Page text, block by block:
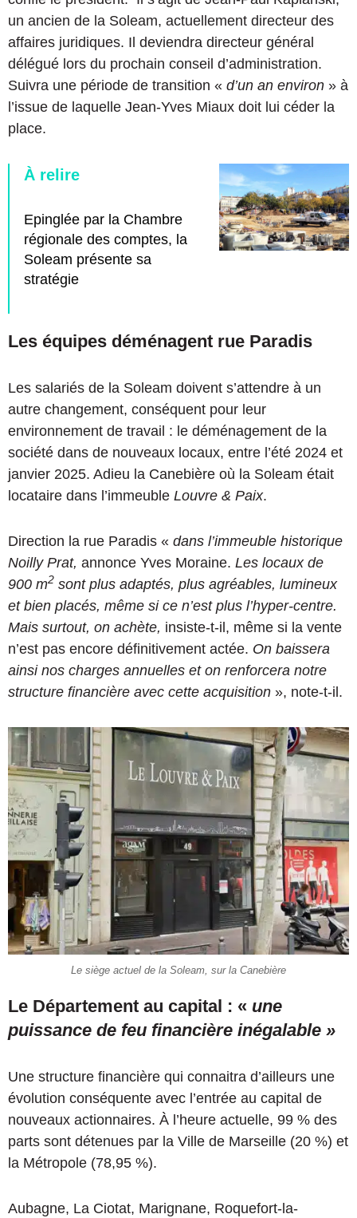
un ancien de la Soleam, actuellement directeur des
affaires juridiques. Il deviendra directeur général
délégué lors du prochain conseil d’administration.
Suivra une période de transition « d’un an environ » à
l’issue de laquelle Jean-Yves Miaux doit lui céder la
place.
À relire
Epinglée par la Chambre
régionale des comptes, la
Soleam présente sa
stratégie
Les équipes déménagent rue Paradis
Les salariés de la Soleam doivent s’attendre à un
autre changement, conséquent pour leur
environnement de travail : le déménagement de la
société dans de nouveaux locaux, entre l’été 2024 et
janvier 2025. Adieu la Canebière où la Soleam était
locataire dans l’immeuble Louvre & Paix.
Direction la rue Paradis « dans l’immeuble historique
Noilly Prat, annonce Yves Moraine. Les locaux de
900 m2 sont plus adaptés, plus agréables, lumineux
et bien placés, même si ce n’est plus l’hyper-centre.
Mais surtout, on achète, insiste-t-il, même si la vente
n’est pas encore définitivement actée. On baissera
ainsi nos charges annuelles et on renforcera notre
structure financière avec cette acquisition », note-t-il.
Le siège actuel de la Soleam, sur la Canebière
Le Département au capital : « une
puissance de feu financière inégalable »
Une structure financière qui connaitra d’ailleurs une
évolution conséquente avec l’entrée au capital de
nouveaux actionnaires. À l’heure actuelle, 99 % des
parts sont détenues par la Ville de Marseille (20 %) et
la Métropole (78,95 %).
Aubagne, La Ciotat, Marignane, Roquefort-la-